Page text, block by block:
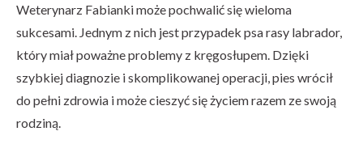
Weterynarz Fabianki może pochwalić się wieloma
sukcesami. Jednym z nich jest przypadek psa rasy labrador,
który miał poważne problemy z kręgosłupem. Dzięki
szybkiej diagnozie i skomplikowanej operacji, pies wrócił
do pełni zdrowia i może cieszyć się życiem razem ze swoją
rodziną.